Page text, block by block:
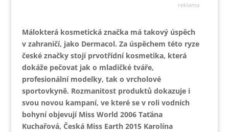
reklama
Málokterá kosmetická značka má takový úspěch
v zahraničí, jako Dermacol. Za úspěchem této ryze
české značky stojí prvotřídní kosmetika, která
dokáže pečovat jak o mladičké tváře,
profesionální modelky, tak o vrcholové
sportovkyně. Rozmanitost produktů dokazuje i
svou novou kampaní, ve které se v roli vodních
bohyní objevují Miss World 2006 Taťána
Kuchařová, Česká Miss Earth 2015 Karolína